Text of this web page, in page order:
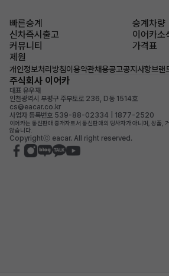
빠른승계
승계차량
신차즉시출고
이어카소
커뮤니티
가격표
제원
개인정보처리방침이용약관채용공고공지사항브랜
주식회사 이어카
대표 유우재
인천광역시 부평구 주부토로 236, D동 1514호
cs@eacar.co.kr
사업자 등록번호 539-88-02334 | 1877-2520
이어카는 통신판매 중개자로서 통신판매의 당사자가 아니며, 상품,
않습니다.
Copyrightⓒ eacar. All right reserved.